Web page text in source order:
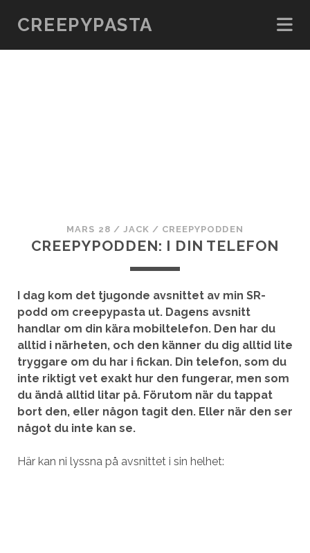
CREEPYPASTA
MARS 28 / JACK / CREEPYPODDEN
CREEPYPODDEN: I DIN TELEFON
I dag kom det tjugonde avsnittet av min SR-
podd om creepypasta ut. Dagens avsnitt
handlar om din kära mobiltelefon. Den har du
alltid i närheten, och den känner du dig alltid lite
tryggare om du har i fickan. Din telefon, som du
inte riktigt vet exakt hur den fungerar, men som
du ändå alltid litar på. Förutom när du tappat
bort den, eller någon tagit den. Eller när den ser
något du inte kan se.
Här kan ni lyssna på avsnittet i sin helhet: